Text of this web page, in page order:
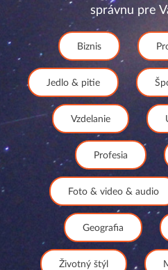
správnu pre
Biznis
Jedlo & pitie
Vzdelanie
Profesia
Foto & video & audio
Geografia
Životný štýl